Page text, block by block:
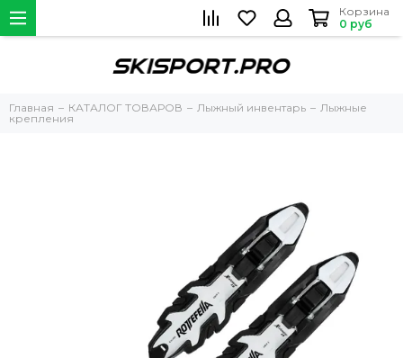
Корзина
0 руб
Главная КАТАЛОГ ТОВАРОВ Лыжный инвентарь
Лыжные
крепления